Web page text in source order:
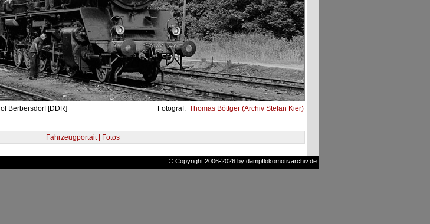
Berbersdorf [DDR] Fotograf: Thomas Böttger (Archiv Stefan Kier)
Fahrzeugportait | Fotos
© Copyright 2006-2026 by dampflokomotivarchiv.de